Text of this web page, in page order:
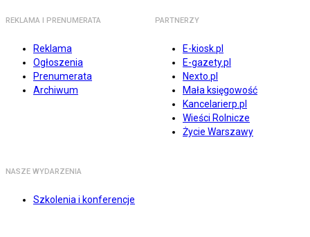
REKLAMA I PRENUMERATA
Reklama
Ogłoszenia
Prenumerata
Archiwum
PARTNERZY
E-kiosk.pl
E-gazety.pl
Nexto.pl
Mała księgowość
Kancelarierp.pl
Wieści Rolnicze
Życie Warszawy
NASZE WYDARZENIA
Szkolenia i konferencje